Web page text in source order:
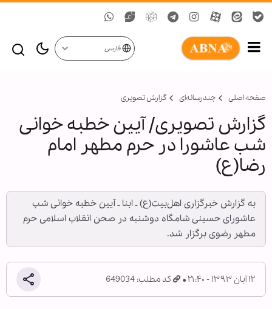
فارسی
صفحه اصلی چندرسانه‌ای گزارش تصويری
گزارش تصویری/ آیین خطبه خوانی
شب عاشورا در حرم مطهر امام
رضا(ع)
به گزارش خبرگزاری اهل‌بیت(ع) ـ ابنا ـ آیین خطبه خوانی شب
عاشورای حسینی شامگاه دوشنبه در صحن انقلاب اسلامی حرم
مطهر رضوی برگزار شد.
۱۲ آبان ۱۳۹۳ - ۲۱:۴۰ کد مطلب: 649034